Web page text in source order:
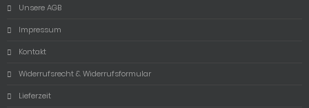
Unsere AGB
Impressum
Kontakt
Widerrufsrecht & Widerrufsformular
Lieferzeit